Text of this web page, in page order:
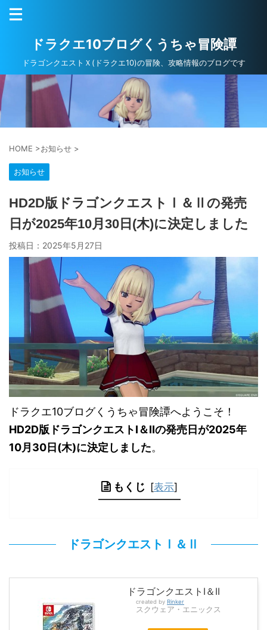
ドラクエ10ブログくうちゃ冒険譚
ドラゴンクエストＸ(ドラクエ10)の冒険、攻略情報のブログです
HOME >お知らせ >
お知らせ
HD2D版ドラゴンクエストⅠ＆Ⅱの発売
日が2025年10月30日(木)に決定しました
投稿日： 2025年5月27日
ドラクエ10ブログくうちゃ冒険譚へようこそ！
HD2D版ドラゴンクエストⅠ＆Ⅱの発売日が2025年
10月30日(木)に決定しました。
もくじ [表示]
ドラゴンクエストⅠ＆Ⅱ
ドラゴンクエストI＆II
created by Rinker
スクウェア・エニックス